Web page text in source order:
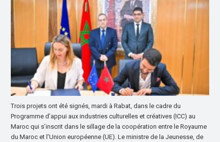
Trois projets ont été signés, mardi à Rabat, dans le cadre du
Programme d’appui aux industries culturelles et créatives (ICC) au
Maroc qui s’inscrit dans le sillage de la coopération entre le Royaume
du Maroc et l’Union européenne (UE). Le ministre de la Jeunesse, de